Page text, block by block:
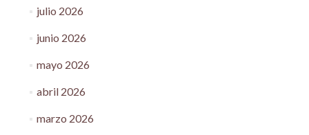
julio 2026
junio 2026
mayo 2026
abril 2026
marzo 2026